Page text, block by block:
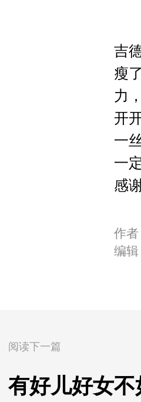
吉
瘦
力
开
一
一
感
作者
编
阅读下一篇
有好儿好女